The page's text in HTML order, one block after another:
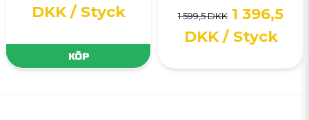
DKK / Styck
KÖP
1 599,5 DKK 1 396,5
DKK / Styck